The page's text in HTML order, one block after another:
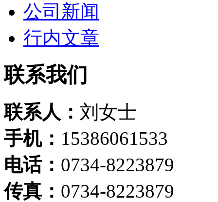
公司新闻
行内文章
联系我们
联系人： 刘女士
手机： 15386061533
电话： 0734-8223879
传真： 0734-8223879